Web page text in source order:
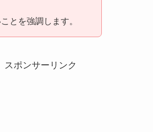
とを強調します。
スポンサーリンク